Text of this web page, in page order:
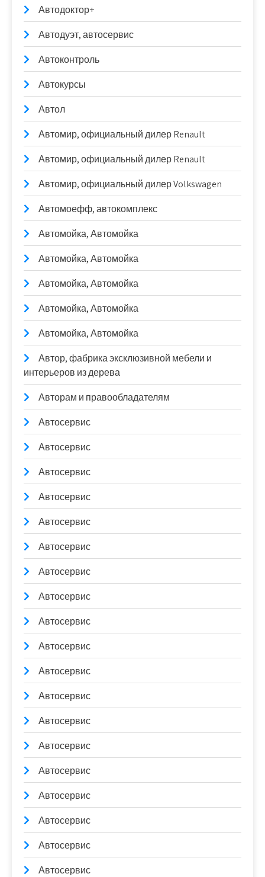
Автодоктор+
Автодуэт, автосервис
Автоконтроль
Автокурсы
Автол
Автомир, официальный дилер Renault
Автомир, официальный дилер Renault
Автомир, официальный дилер Volkswagen
Автомоефф, автокомплекс
Автомойка, Автомойка
Автомойка, Автомойка
Автомойка, Автомойка
Автомойка, Автомойка
Автомойка, Автомойка
Автор, фабрика эксклюзивной мебели и
интерьеров из дерева
Авторам и правообладателям
Автосервис
Автосервис
Автосервис
Автосервис
Автосервис
Автосервис
Автосервис
Автосервис
Автосервис
Автосервис
Автосервис
Автосервис
Автосервис
Автосервис
Автосервис
Автосервис
Автосервис
Автосервис
Автосервис